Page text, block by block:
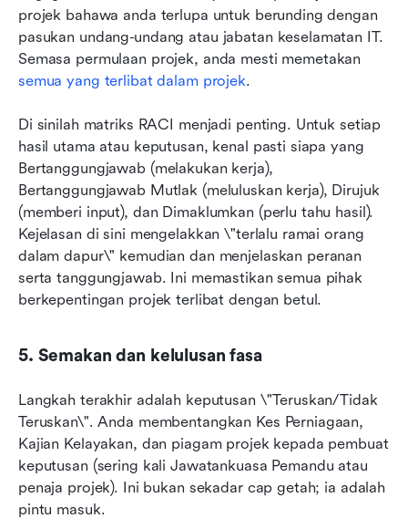
projek bahawa anda terlupa untuk berunding dengan
pasukan undang-undang atau jabatan keselamatan IT.
semua yang terlibat dalam projek.
Di sinilah matriks RACI menjadi penting. Untuk setiap
hasil utama atau keputusan, kenal pasti siapa yang
Bertanggungjawab (melakukan kerja),
Bertanggungjawab Mutlak (meluluskan kerja), Dirujuk
(memberi input), dan Dimaklumkan (perlu tahu hasil).
Kejelasan di sini mengelakkan \"terlalu ramai orang
dalam dapur\" kemudian dan menjelaskan peranan
serta tanggungjawab. Ini memastikan semua pihak
berkepentingan projek terlibat dengan betul.
5. Semakan dan kelulusan fasa
Langkah terakhir adalah keputusan \"Teruskan/Tidak
Teruskan\". Anda membentangkan Kes Perniagaan,
Kajian Kelayakan, dan piagam projek kepada pembuat
keputusan (sering kali Jawatankuasa Pemandu atau
penaja projek). Ini bukan sekadar cap getah; ia adalah
pintu masuk.